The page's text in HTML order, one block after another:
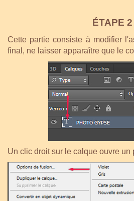
ÉTAPE 2
Cette partie consiste à modifier
final, ne laisser apparaître que le
Un clic droit sur le calque ouvre un